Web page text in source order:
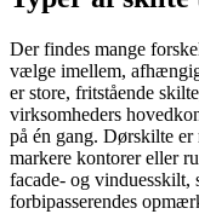
Der findes mange
vælge imellem,
er store, fritstående
virksomheders
på én gang. Dørskilte
markere kontorer eller
facade- og
forbipasserendes